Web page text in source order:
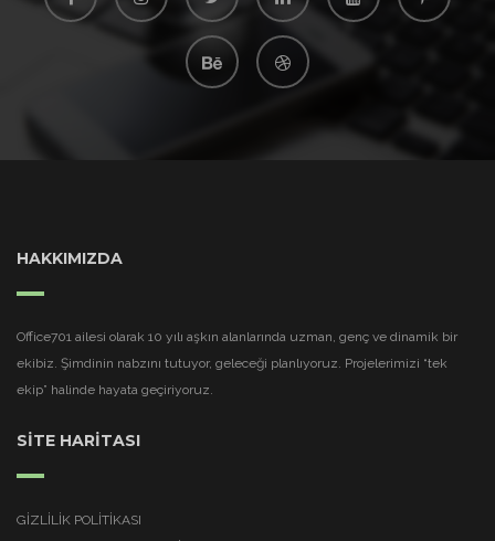
HAKKIMIZDA
Office701 ailesi olarak 10 yılı aşkın alanlarında uzman, genç ve dinamik bir
ekibiz. Şimdinin nabzını tutuyor, geleceği planlıyoruz. Projelerimizi “tek
ekip” halinde hayata geçiriyoruz.
SİTE HARİTASI
GIZLILIK POLITIKASI